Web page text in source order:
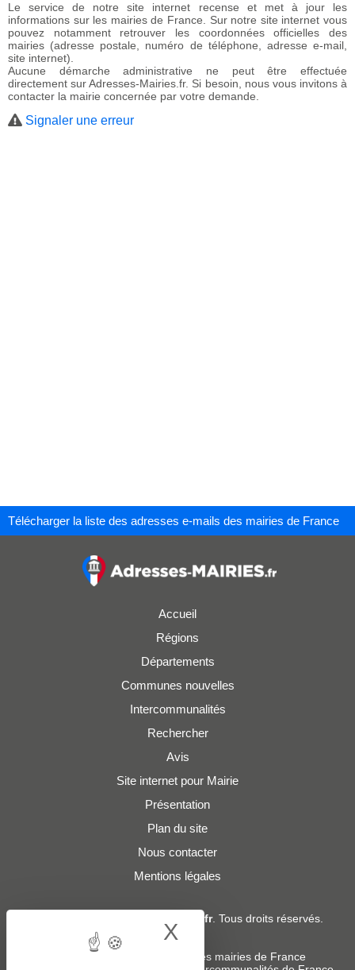
Le service de notre site internet recense et met à jour les
informations sur les mairies de France. Sur notre site internet vous
pouvez notamment retrouver les coordonnées officielles des
mairies (adresse postale, numéro de téléphone, adresse e-mail,
site internet).
Aucune démarche administrative ne peut être effectuée
directement sur Adresses-Mairies.fr. Si besoin, nous vous invitons à
contacter la mairie concernée par votre demande.
Signaler une erreur
Télécharger la liste des adresses e-mails des mairies de France
Accueil
Régions
Départements
Communes nouvelles
Intercommunalités
Rechercher
Avis
Site internet pour Mairie
Présentation
Plan du site
Nous contacter
Mentions légales
Adresses-Mairies.fr. Tous droits réservés.
Services :
Liste des adresses e-mails des mairies de France
X